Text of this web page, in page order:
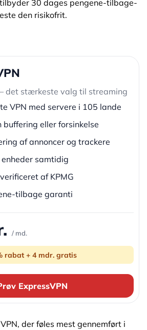
30 dages pengene-tilbage-
den risikofrit.
det stærkeste valg til streaming
VPN med servere i 105 lande
buffering eller forsinkelse
af annoncer og trackere
samtidig
af KPMG
tilbage garanti
/ md.
rabat + 4 mdr. gratis
ExpressVPN
der føles mest gennemført i